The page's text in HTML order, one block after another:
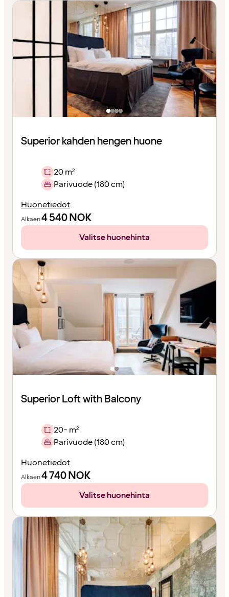
Superior kahden hengen huone
20 m²
Parivuode (180 cm)
Huonetiedot
Alkaen4 540NOK
Valitse huonehinta
Superior Loft with Balcony
20- m²
Parivuode (180 cm)
Huonetiedot
Alkaen4 740NOK
Valitse huonehinta